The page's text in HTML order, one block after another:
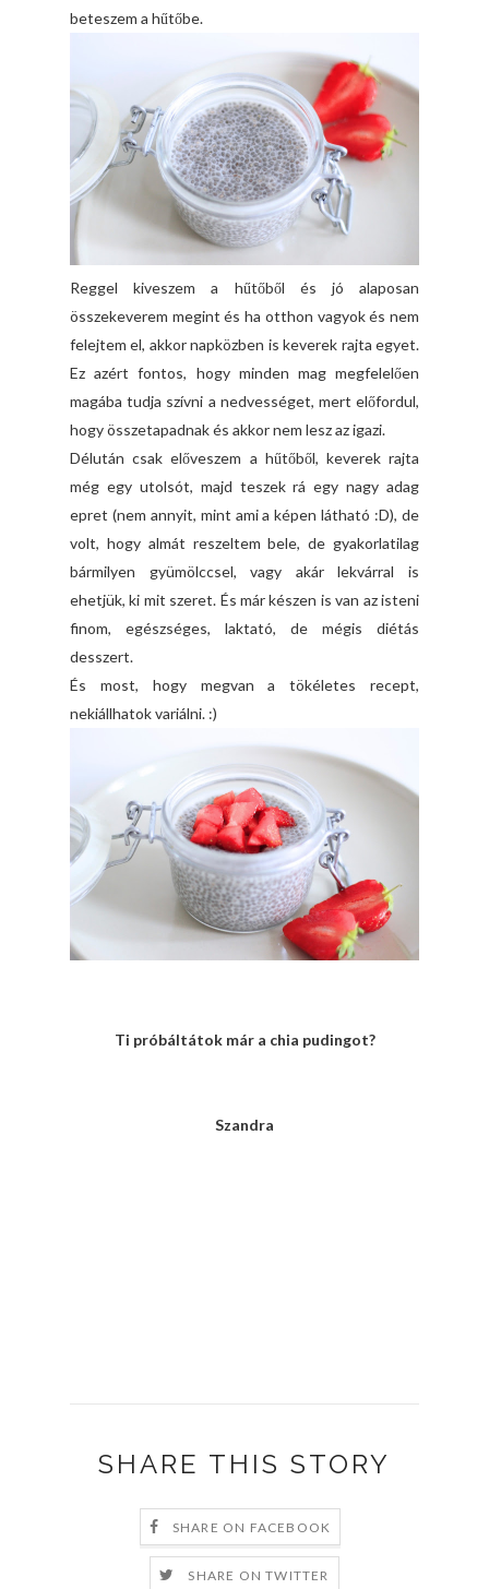
beteszem a hűtőbe.
Reggel kiveszem a hűtőből és jó alaposan
összekeverem megint és ha otthon vagyok és nem
felejtem el, akkor napközben is keverek rajta egyet.
Ez azért fontos, hogy minden mag megfelelően
magába tudja szívni a nedvességet, mert előfordul,
hogy összetapadnak és akkor nem lesz az igazi.
Délután csak előveszem a hűtőből, keverek rajta
még egy utolsót, majd teszek rá egy nagy adag
epret (nem annyit, mint ami a képen látható :D), de
volt, hogy almát reszeltem bele, de gyakorlatilag
bármilyen gyümölccsel, vagy akár lekvárral is
ehetjük, ki mit szeret. És már készen is van az isteni
finom, egészséges, laktató, de mégis diétás
desszert.
És most, hogy megvan a tökéletes recept,
nekiállhatok variálni. :)
Ti próbáltátok már a chia pudingot?
Szandra
SHARE THIS STORY
SHARE ON FACEBOOK
SHARE ON TWITTER